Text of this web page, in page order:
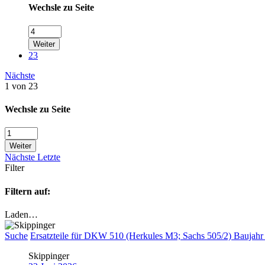
Wechsle zu Seite
Weiter
23
Nächste
1 von 23
Wechsle zu Seite
Weiter
Nächste Letzte
Filter
Filtern auf:
Laden…
Suche Ersatzteile für DKW 510 (Herkules M3; Sachs 505/2) Baujahr
Skippinger